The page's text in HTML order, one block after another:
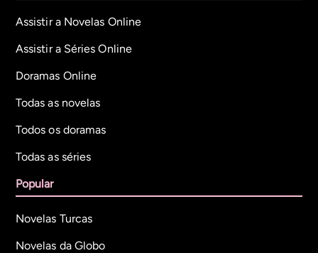
Assistir a Novelas Online
Assistir a Séries Online
Doramas Online
Todas as novelas
Todos os doramas
Todas as séries
Popular
Novelas Turcas
Novelas da Globo